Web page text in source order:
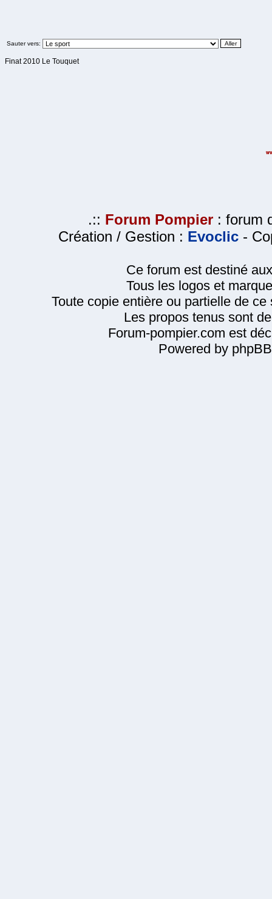
Sauter vers:
Finat 2010 Le Touquet
.:: Forum Pompier : forum
Création / Gestion : Evoclic -
Ce forum est destiné
Tous les logos et
Toute copie entière ou partielle de
Les propos tenus sont
Forum-pompier.com est
Powered by